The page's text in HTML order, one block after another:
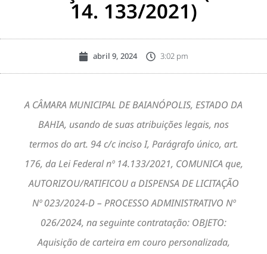
14. 133/2021)
abril 9, 2024 3:02 pm
A CÂMARA MUNICIPAL DE BAIANÓPOLIS, ESTADO DA
BAHIA, usando de suas atribuições legais, nos
termos do art. 94 c/c inciso I, Parágrafo único, art.
176, da Lei Federal nº 14.133/2021, COMUNICA que,
AUTORIZOU/RATIFICOU a DISPENSA DE LICITAÇÃO
Nº 023/2024-D – PROCESSO ADMINISTRATIVO Nº
026/2024, na seguinte contratação: OBJETO:
Aquisição de carteira em couro personalizada,